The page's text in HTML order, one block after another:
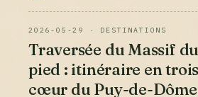
2026-05-29 · DESTINATIONS
Traversée du Massif
pied : itinéraire en
cœur du Puy-de-Dôme